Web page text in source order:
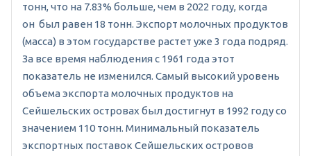
тонн, что на 7.83% больше, чем в 2022 году, когда
он был равен 18 тонн. Экспорт молочных продуктов
(масса) в этом государстве растет уже 3 года подряд.
За все время наблюдения с 1961 года этот
показатель не изменился. Самый высокий уровень
объема экспорта молочных продуктов на
Сейшельских островах был достигнут в 1992 году со
значением 110 тонн. Минимальный показатель
экспортных поставок Сейшельских островов